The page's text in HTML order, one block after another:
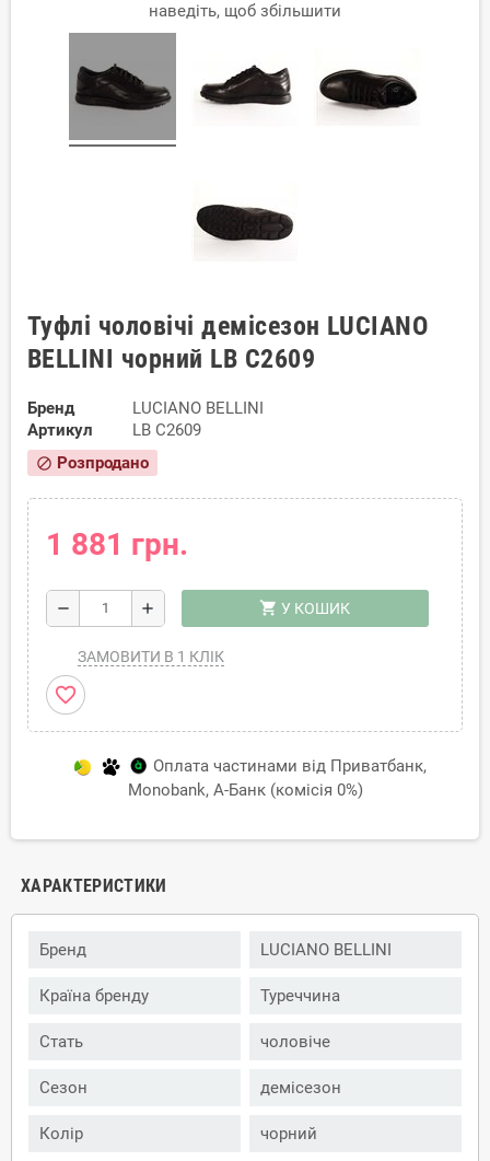
наведіть, щоб збільшити
Туфлі чоловічі демісезон LUCIANO
BELLINI чорний LB C2609
Бренд
LUCIANO BELLINI
Артикул
LB C2609
block Розпродано
1 881 грн.
remove add shopping_cart У КОШИК
ЗАМОВИТИ В 1 КЛІК
favorite_border
Оплата частинами від Приватбанк,
Monobank, А-Банк (комісія 0%)
ХАРАКТЕРИСТИКИ
Бренд LUCIANO BELLINI
Країна бренду Туреччина
Стать чоловіче
Сезон демісезон
Колір чорний